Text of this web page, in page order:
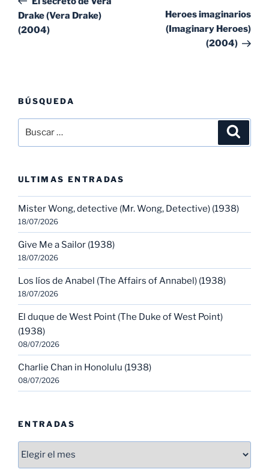
entradas
Drake (Vera Drake)
(2004)
Heroes imaginarios
(Imaginary Heroes)
(2004)
BÚSQUEDA
por:
ULTIMAS ENTRADAS
Mister Wong, detective (Mr. Wong, Detective) (1938)
18/07/2026
Give Me a Sailor (1938)
18/07/2026
Los líos de Anabel (The Affairs of Annabel) (1938)
18/07/2026
El duque de West Point (The Duke of West Point)
(1938)
08/07/2026
Charlie Chan in Honolulu (1938)
08/07/2026
ENTRADAS
Entradas